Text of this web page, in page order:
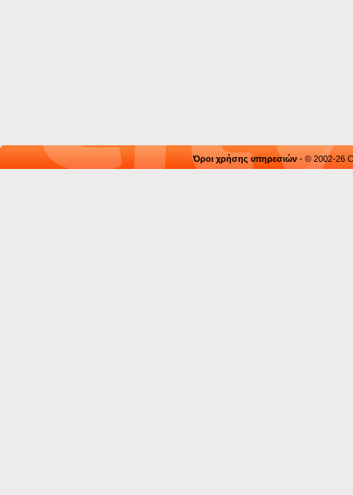
Όροι χρήσης υπηρεσιών - © 2002-26